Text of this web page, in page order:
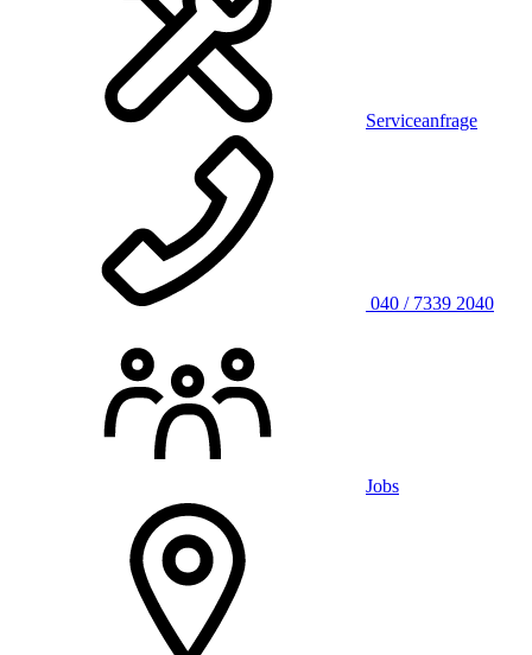
Serviceanfrage
040 / 7339 2040
Jobs